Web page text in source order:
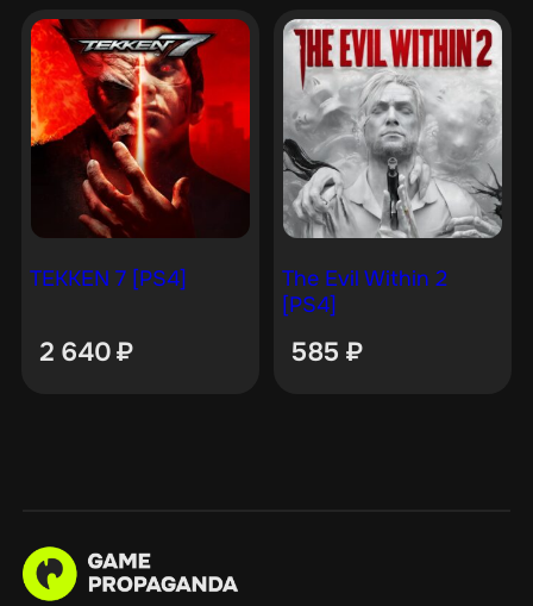
TEKKEN 7 [PS4]
2 640₽
The Evil Within 2
[PS4]
585 ₽